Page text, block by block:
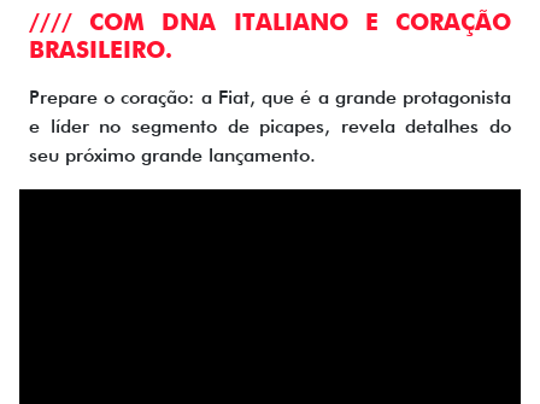
//// COM DNA ITALIANO E CORAÇÃO
BRASILEIRO.
Prepare o coração: a Fiat, que é a grande protagonista
e líder no segmento de picapes, revela detalhes do
seu próximo grande lançamento.